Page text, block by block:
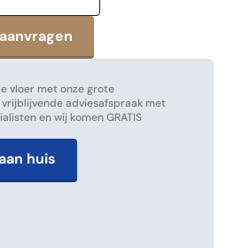
vloer met onze grote
adviesafspraak met
en wij komen GRATIS
huis